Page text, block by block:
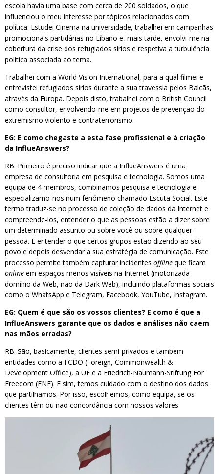
escola havia uma base com cerca de 200 soldados, o que
influenciou o meu interesse por tópicos relacionados com
política. Estudei Cinema na universidade, trabalhei em campanhas
promocionais partidárias no Líbano e, mais tarde, envolvi-me na
cobertura da crise dos refugiados sírios e respetiva a turbulência
política associada ao tema.
Trabalhei com a World Vision International, para a qual filmei e
entrevistei refugiados sírios durante a sua travessia pelos Balcãs,
através da Europa. Depois disto, trabalhei com o British Council
como consultor, envolvendo-me em projetos de prevenção do
extremismo violento e contraterrorismo.
EG: E como chegaste a esta fase profissional e à criação
da InflueAnswers?
RB: Primeiro é preciso indicar que a InflueAnswers é uma
empresa de consultoria em pesquisa e tecnologia. Somos uma
equipa de 4 membros, combinamos pesquisa e tecnologia e
especializamo-nos num fenómeno chamado Escuta Social. Este
termo traduz-se no processo de coleção de dados da Internet e
compreende-los, entender o que as pessoas estão a dizer sobre
um determinado assunto ou sobre você ou sobre qualquer
pessoa. E entender o que certos grupos estão dizendo ao seu
povo e depois desvendar a sua estratégia de comunicação. Este
processo permite também capturar incidentes offline que ficam
online em espaços menos visíveis na Internet (motorizada
domínio da Web, não da Dark Web), incluindo plataformas sociais
como o WhatsApp e Telegram, Facebook, YouTube, Instagram.
EG: Quem é que são os vossos clientes? E como é que a
InflueAnswers garante que os dados e análises não caem
nas mãos erradas?
RB: São, basicamente, clientes semi-privados e também
entidades como a FCDO (Foreign, Commonwealth &
Development Office), a UE e a Friedrich-Naumann-Stiftung For
Freedom (FNF). E sim, temos cuidado com o destino dos dados
que partilhamos. Por isso, escolhemos, como equipa, se os
clientes têm ou não concordância com nossos valores.